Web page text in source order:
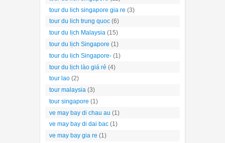
tour du lich singapore gia re (3)
tour du lich trung quoc (6)
tour du lịch Malaysia (15)
tour du lịch Singapore (1)
tour du lịch Singapore- (1)
tour du lịch lào giá rẻ (4)
tour lao (2)
tour malaysia (3)
tour singapore (1)
ve may bay di chau au (1)
ve may bay di dai bac (1)
ve may bay gia re (1)